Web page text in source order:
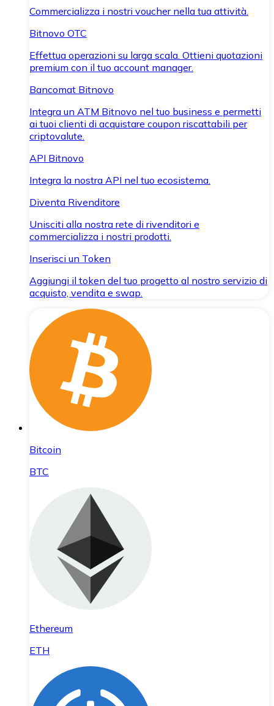
Commercializza i nostri voucher nella tua attività.
Bitnovo OTC
Effettua operazioni su larga scala. Ottieni quotazioni
premium con il tuo account manager.
Bancomat Bitnovo
Integra un ATM Bitnovo nel tuo business e permetti
ai tuoi clienti di acquistare coupon riscattabili per
criptovalute.
API Bitnovo
Integra la nostra API nel tuo ecosistema.
Diventa Rivenditore
Unisciti alla nostra rete di rivenditori e
commercializza i nostri prodotti.
Inserisci un Token
Aggiungi il token del tuo progetto al nostro servizio di
acquisto, vendita e swap.
Bitcoin
BTC
Ethereum
ETH